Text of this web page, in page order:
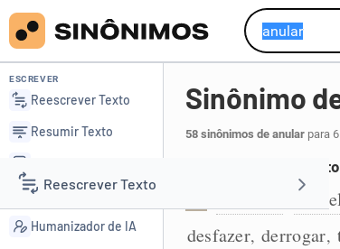
Reescrever Texto
Resumir Texto
ESCREVER
Reescrever Texto
Resumir Texto
Detector de IA
Humanizador de IA
Sinônimo
58 sinônimos de anularpara
Tornar nulo, sem
desfazer, derrogar,